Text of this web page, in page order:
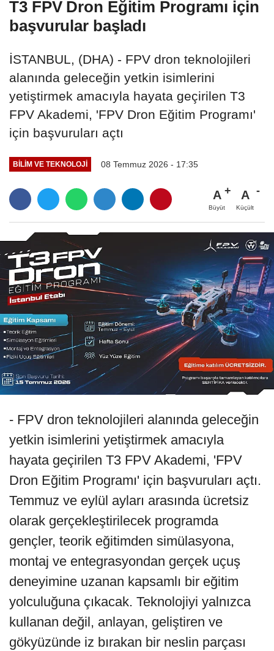
T3 FPV Dron Eğitim Programı için
başvurular başladı
İSTANBUL, (DHA) - FPV dron teknolojileri
alanında geleceğin yetkin isimlerini
yetiştirmek amacıyla hayata geçirilen T3
FPV Akademi, 'FPV Dron Eğitim Programı'
için başvuruları açtı
BILIM VE TEKNOLOJI 08 Temmuz 2026 - 17:35
A
Büyüt
A
Küçült
- FPV dron teknolojileri alanında geleceğin
yetkin isimlerini yetiştirmek amacıyla
hayata geçirilen T3 FPV Akademi, 'FPV
Dron Eğitim Programı' için başvuruları açtı.
Temmuz ve eylül ayları arasında ücretsiz
olarak gerçekleştirilecek programda
gençler, teorik eğitimden simülasyona,
montaj ve entegrasyondan gerçek uçuş
deneyimine uzanan kapsamlı bir eğitim
yolculuğuna çıkacak. Teknolojiyi yalnızca
kullanan değil, anlayan, geliştiren ve
gökyüzünde iz bırakan bir neslin parçası